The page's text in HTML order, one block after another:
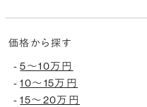
価格から探す
-5〜10万円
-10〜15万円
-15〜20万円